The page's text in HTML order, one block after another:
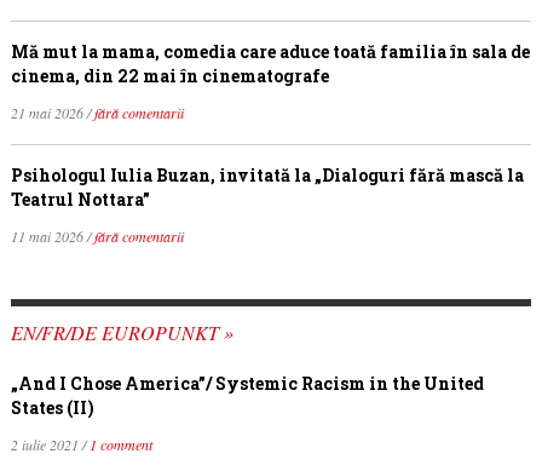
Mă mut la mama, comedia care aduce toată familia în sala de
cinema, din 22 mai în cinematografe
21 mai 2026 /fără comentarii
Psihologul Iulia Buzan, invitată la „Dialoguri fără mască la
Teatrul Nottara”
11 mai 2026 /fără comentarii
EN/FR/DE EUROPUNKT »
„And I Chose America”/ Systemic Racism in the United
States (II)
2 iulie 2021 /1 comment